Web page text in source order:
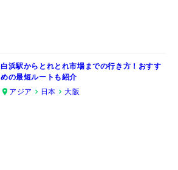
白浜駅からとれとれ市場までの行き方！おすす
めの最短ルートも紹介
アジア
日本 大阪